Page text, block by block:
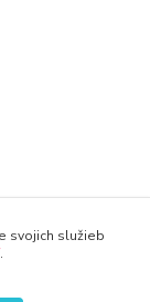
svojich služieb
.